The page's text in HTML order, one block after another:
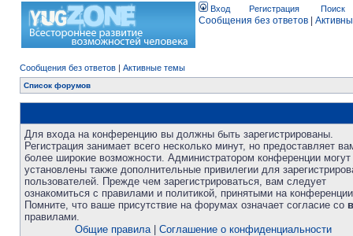
Вход Регистрация Поиск
Сообщения без ответов
Сообщения без ответов | Активные темы
Список форумов
Для входа на конференцию вы должны быть зарегистрированы.
Регистрация занимает всего несколько минут, но предоставляет
более широкие возможности. Администратором конференции
установлены также дополнительные привилегии для
пользователей. Прежде чем зарегистрироваться, вам следует
ознакомиться с правилами и политикой, принятыми на
Помните, что ваше присутствие на форумах означает согласие со
правилами.
Общие правила| Соглашение о конфиденциальности